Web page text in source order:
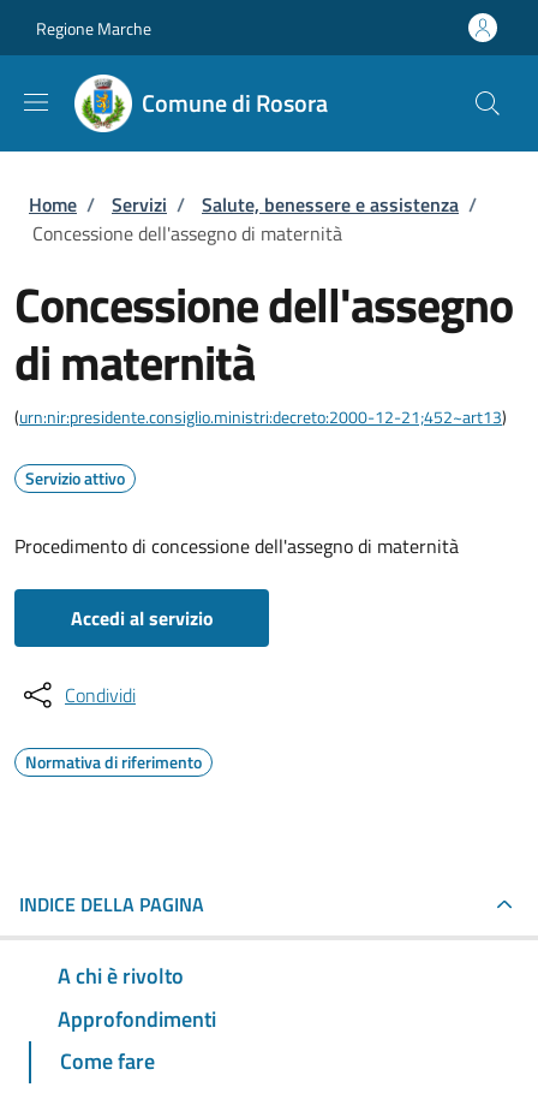
Regione Marche
Comune di Rosora
Briciole di pane
Home / Servizi / Salute, benessere e assistenza /
Concessione dell'assegno di maternità
Concessione dell'assegno
di maternità
(urn:nir:presidente.consiglio.ministri:decreto:2000-12-21;452~art13)
Servizio attivo
Procedimento di concessione dell'assegno di maternità
Accedi al servizio
Condividi
Normativa di riferimento
INDICE DELLA PAGINA
A chi è rivolto
Approfondimenti
Come fare